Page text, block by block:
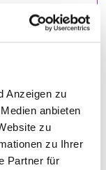
Anzeigen zu
anbieten
zu
zu Ihrer
Partner für
- 18:00
18:00
- 18:00
- 18:00